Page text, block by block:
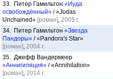
33. Питер Гамильтон «Иуда
освобождённый» / «Judas
Unchained» [роман], 2005 г.
34. Питер Гамильтон «Звезда
Пандоры» / «Pandora's Star»
[роман], 2004 г.
35. Джефф Вандермеер
«Аннигиляция» / «Annihilation»
[роман], 2014 г.